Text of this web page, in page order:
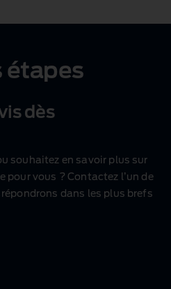
étapes
dès
souhaitez en savoir plus sur
pour vous ? Contactez l’un de
dans les plus brefs